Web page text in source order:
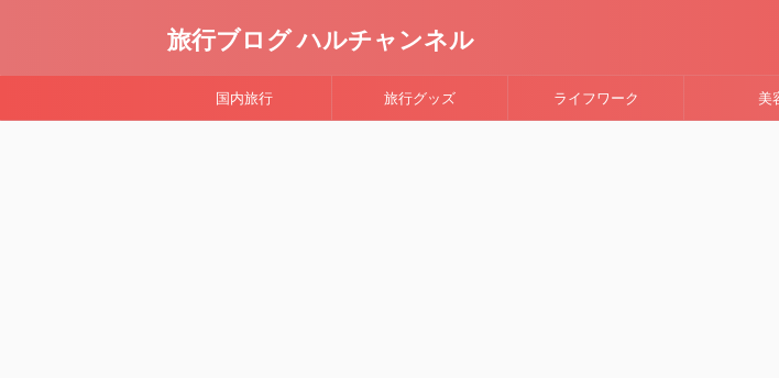
旅行ブログ ハルチャンネル
国内旅行 旅行グッズ ライフワーク 美